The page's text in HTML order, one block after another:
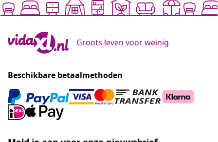
Groots leven voor weinig
Beschikbare betaalmethoden